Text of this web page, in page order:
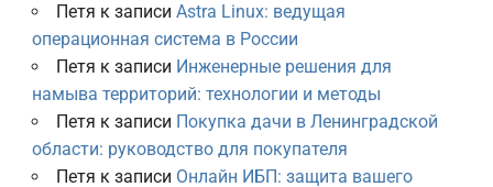
Петя к записи Astra Linux: ведущая
операционная система в России
Петя к записи Инженерные решения для
намыва территорий: технологии и методы
Петя к записи Покупка дачи в Ленинградской
области: руководство для покупателя
Петя к записи Онлайн ИБП: защита вашего